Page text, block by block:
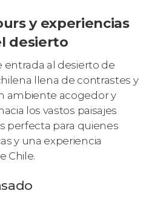
y experiencias
desierto
entrada al desierto de
llena de contrastes y
ambiente acogedor y
los vastos paisajes
perfecta para quienes
y una experiencia
Chile.